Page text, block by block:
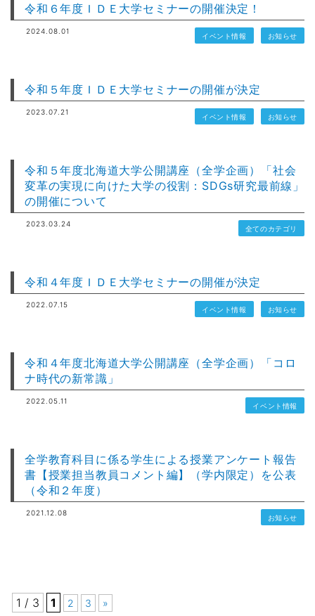
令和６年度ＩＤＥ大学セミナーの開催決定！
2024.08.01
イベント情報 お知らせ
令和５年度ＩＤＥ大学セミナーの開催が決定
2023.07.21
イベント情報 お知らせ
令和５年度北海道大学公開講座（全学企画）「社会
変革の実現に向けた大学の役割：SDGs研究最前線」
の開催について
2023.03.24
全てのカテゴリ
令和４年度ＩＤＥ大学セミナーの開催が決定
2022.07.15
イベント情報 お知らせ
令和４年度北海道大学公開講座（全学企画）「コロ
ナ時代の新常識」
2022.05.11
イベント情報
全学教育科目に係る学生による授業アンケート報告
書【授業担当教員コメント編】（学内限定）を公表
（令和２年度）
2021.12.08
お知らせ
1 / 3 1 2 3 »